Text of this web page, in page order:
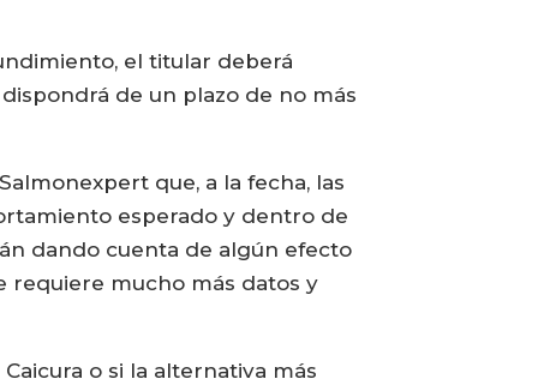
el titular deberá
de un plazo de no más
que, a la fecha, las
esperado y dentro de
dando cuenta de algún efecto
requiere mucho más datos y
o si la alternativa más